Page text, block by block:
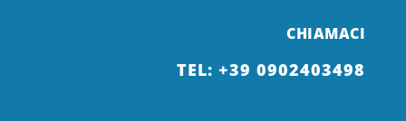
CHIAMACI
TEL: +39 0902403498